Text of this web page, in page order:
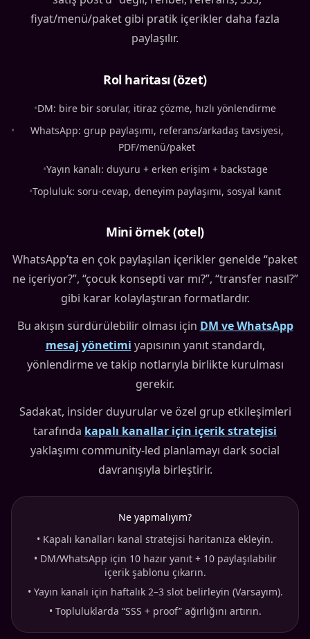
fiyat/menü/paket gibi pratik içerikler daha fazla
paylaşılır.
Rol haritası (özet)
•DM: bire bir sorular, itiraz çözme, hızlı yönlendirme
•
WhatsApp: grup paylaşımı, referans/arkadaş tavsiyesi,
PDF/menü/paket
•Yayın kanalı: duyuru + erken erişim + backstage
•Topluluk: soru-cevap, deneyim paylaşımı, sosyal kanıt
Mini örnek (otel)
WhatsApp’ta en çok paylaşılan içerikler genelde “paket
ne içeriyor?”, “çocuk konsepti var mı?”, “transfer nasıl?”
gibi karar kolaylaştıran formatlardır.
Bu akışın sürdürülebilir olması için DM ve WhatsApp
mesaj yönetimi yapısının yanıt standardı,
yönlendirme ve takip notlarıyla birlikte kurulması
gerekir.
Sadakat, insider duyurular ve özel grup etkileşimleri
tarafında kapalı kanallar için içerik stratejisi
yaklaşımı community-led planlamayı dark social
davranışıyla birleştirir.
Ne yapmalıyım?
• Kapalı kanalları kanal stratejisi haritanıza ekleyin.
• DM/WhatsApp için 10 hazır yanıt + 10 paylaşılabilir
içerik şablonu çıkarın.
• Yayın kanalı için haftalık 2–3 slot belirleyin (Varsayım).
• Topluluklarda “SSS + proof” ağırlığını artırın.